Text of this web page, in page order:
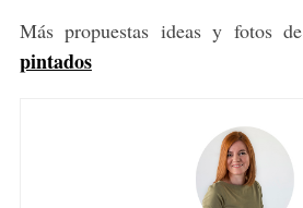
Más propuestas ideas y fotos de
pintados